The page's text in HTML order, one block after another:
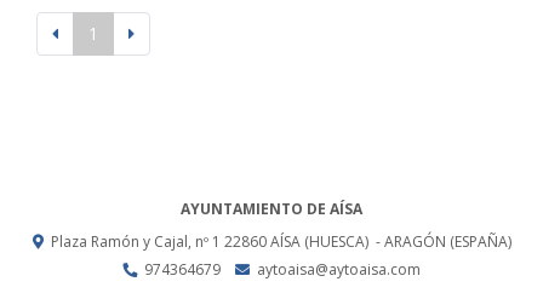
1
AYUNTAMIENTO DE AÍSA
Plaza Ramón y Cajal, nº 1 22860 AÍSA (HUESCA) - ARAGÓN (ESPAÑA)
974364679
aytoaisa@aytoaisa.com